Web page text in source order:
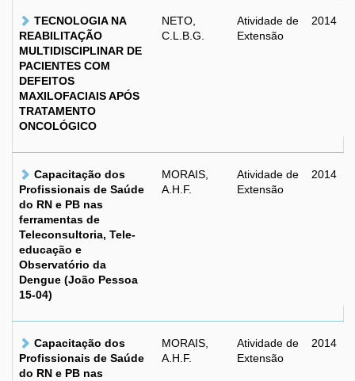
TECNOLOGIA NA
REABILITAÇÃO
MULTIDISCIPLINAR DE
PACIENTES COM
DEFEITOS
MAXILOFACIAIS APÓS
TRATAMENTO
ONCOLÓGICO
NETO,
C.L.B.G.
Atividade de
Extensão
2014
Capacitação dos
Profissionais de Saúde
do RN e PB nas
ferramentas de
Teleconsultoria, Tele-
educação e
Observatório da
Dengue (João Pessoa
15-04)
MORAIS,
A.H.F.
Atividade de
Extensão
2014
Capacitação dos
Profissionais de Saúde
do RN e PB nas
MORAIS,
A.H.F.
Atividade de
Extensão
2014